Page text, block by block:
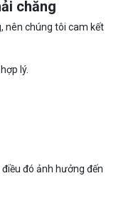
chăng
nên chúng tôi cam kết
lý.
đó ảnh hưởng đến